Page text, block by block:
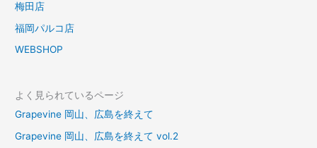
梅田店
福岡パルコ店
WEBSHOP
よく見られているページ
Grapevine 岡山、広島を終えて
Grapevine 岡山、広島を終えて vol.2